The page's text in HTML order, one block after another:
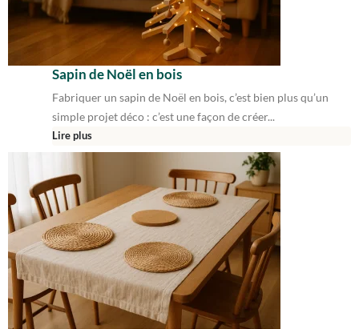
Sapin de Noël en bois
Fabriquer un sapin de Noël en bois, c’est bien plus qu’un
simple projet déco : c’est une façon de créer...
Lire plus